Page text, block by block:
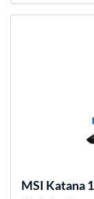
MSI Katana